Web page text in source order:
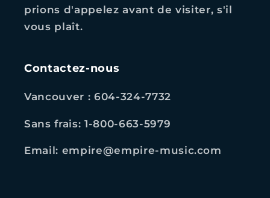
prions d'appelez avant de visiter, s'il
vous plaît.
Contactez-nous
Vancouver : 604-324-7732
Sans frais: 1-800-663-5979
Email: empire@empire-music.com